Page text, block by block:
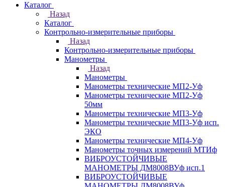
Каталог
Назад
Каталог
Контрольно-измерительные приборы
Назад
Контрольно-измерительные приборы
Манометры
Назад
Манометры
Манометры технические МП2-Уф
Манометры технические МП2-Уф
50мм
Манометры технические МП3-Уф
Манометры технические МП3-Уф исп.
ЭКО
Манометры технические МП4-Уф
Манометры точных измерений МТИф
ВИБРОУСТОЙЧИВЫЕ
МАНОМЕТРЫ ДМ8008ВУф исп.1
ВИБРОУСТОЙЧИВЫЕ